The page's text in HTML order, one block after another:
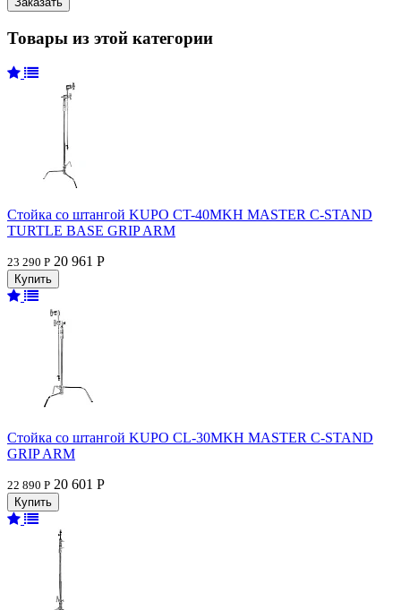
Товары из этой категории
Стойка со штангой KUPO CT-40MKH MASTER C-STAND
TURTLE BASE GRIP ARM
23 290 Р 20 961 Р
Стойка со штангой KUPO CL-30MKH MASTER C-STAND
GRIP ARM
22 890 Р 20 601 Р